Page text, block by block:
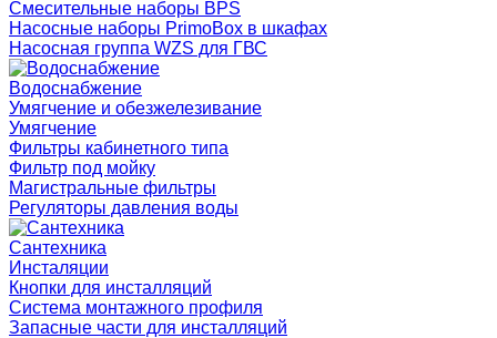
Смесительные наборы BPS
Насосные наборы PrimoBox в шкафах
Насосная группа WZS для ГВС
Водоснабжение
Умягчение и обезжелезивание
Умягчение
Фильтры кабинетного типа
Фильтр под мойку
Магистральные фильтры
Регуляторы давления воды
Сантехника
Инсталяции
Кнопки для инсталляций
Система монтажного профиля
Запасные части для инсталляций